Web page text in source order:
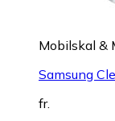
Mobilskal &
Samsung
fr.